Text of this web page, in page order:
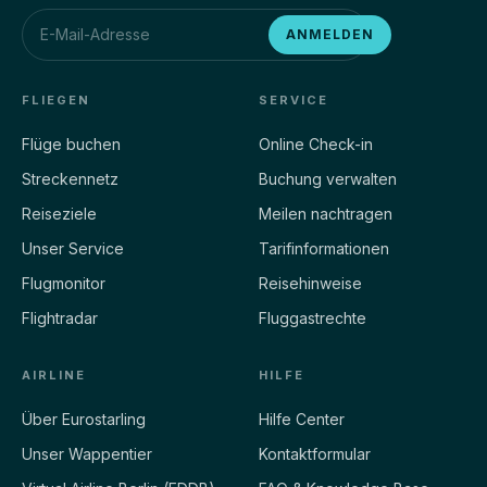
ESG5011
KJFK
ESG5111
KJFK
ESG5031
KLAX
CRZ
ANMELDEN
FLIEGEN
Flüge buchen
Streckennetz
Reiseziele
Unser Service
Flugmonitor
Flightradar
SERVICE
Online Check-in
Buchung verwalten
Meilen nachtragen
Tarifinformationen
Reisehinweise
Fluggastrechte
AIRLINE
Über Eurostarling
Unser Wappentier
HILFE
Hilfe Center
Kontaktformular